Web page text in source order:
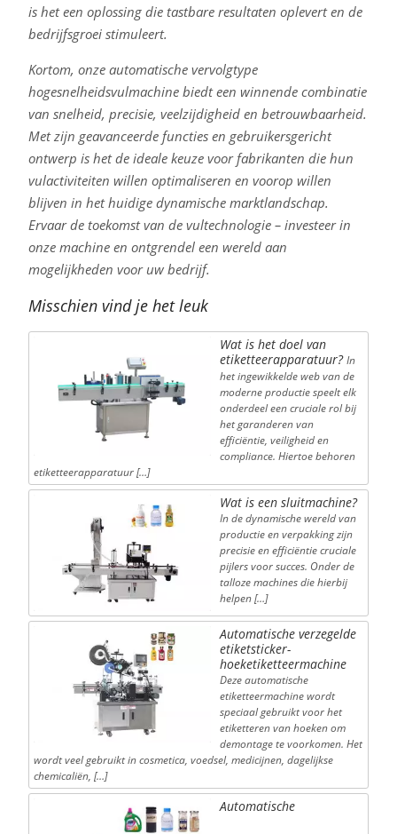
is het een oplossing die tastbare resultaten oplevert en de
bedrijfsgroei stimuleert.
Kortom, onze automatische vervolgtype
hogesnelheidsvulmachine biedt een winnende combinatie
van snelheid, precisie, veelzijdigheid en betrouwbaarheid.
Met zijn geavanceerde functies en gebruikersgericht
ontwerp is het de ideale keuze voor fabrikanten die hun
vulactiviteiten willen optimaliseren en voorop willen
blijven in het huidige dynamische marktlandschap.
Ervaar de toekomst van de vultechnologie – investeer in
onze machine en ontgrendel een wereld aan
mogelijkheden voor uw bedrijf.
Misschien vind je het leuk
Wat is het doel van
etiketteerapparatuur? In
het ingewikkelde web van de
moderne productie speelt elk
onderdeel een cruciale rol bij
het garanderen van
efficiëntie, veiligheid en
compliance. Hiertoe behoren
etiketteerapparatuur […]
Wat is een sluitmachine?
In de dynamische wereld van
productie en verpakking zijn
precisie en efficiëntie cruciale
pijlers voor succes. Onder de
talloze machines die hierbij
helpen […]
Automatische verzegelde
etiketsticker-
hoeketiketteermachine
Deze automatische
etiketteermachine wordt
speciaal gebruikt voor het
etiketteren van hoeken om
demontage te voorkomen. Het
wordt veel gebruikt in cosmetica, voedsel, medicijnen, dagelijkse
chemicaliën, […]
Automatische